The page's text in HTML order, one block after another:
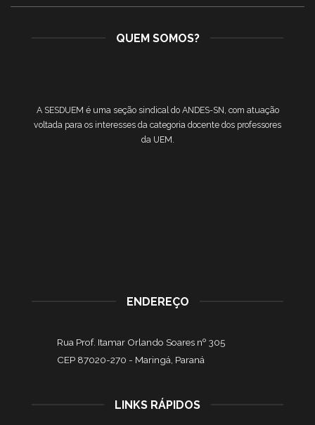
QUEM SOMOS?
A SESDUEM é uma seção sindical do ANDES-SN, com atuação
voltada para os interesses da categoria docente dos professores
da UEM.
ENDEREÇO
Rua Prof. Itamar Orlando Soares nº 305
CEP 87020-270 - Maringá, Paraná
LINKS RÁPIDOS